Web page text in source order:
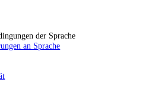
der Sprache
an Sprache